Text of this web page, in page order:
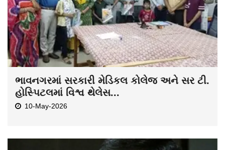
ભાવનગરમાં સરકારી મેડિકલ કોલેજ અને સર ટી.
હોસ્પિટલમાં વિશ્વ થેલેસ...
10-May-2026